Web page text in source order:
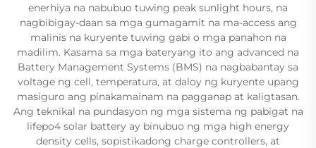
enerhiya na nabubuo tuwing peak sunlight hours, na
nagbibigay-daan sa mga gumagamit na ma-access ang
malinis na kuryente tuwing gabi o mga panahon na
madilim. Kasama sa mga bateryang ito ang advanced na
Battery Management Systems (BMS) na nagbabantay sa
voltage ng cell, temperatura, at daloy ng kuryente upang
masiguro ang pinakamainam na pagganap at kaligtasan.
Ang teknikal na pundasyon ng mga sistema ng pabigat na
lifepo4 solar battery ay binubuo ng mga high energy
density cells, sopistikadong charge controllers, at